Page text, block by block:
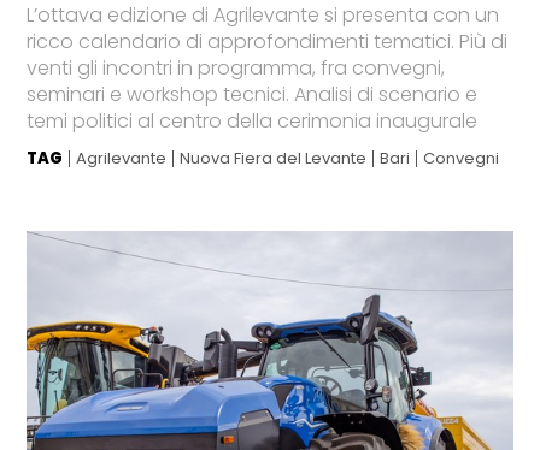
L’ottava edizione di Agrilevante si presenta con un
ricco calendario di approfondimenti tematici. Più di
venti gli incontri in programma, fra convegni,
seminari e workshop tecnici. Analisi di scenario e
temi politici al centro della cerimonia inaugurale
TAG Agrilevante Nuova Fiera del Levante Bari Convegni